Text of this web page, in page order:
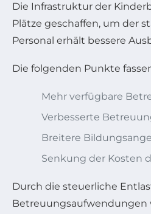
Die Infrastruktur der
Plätze geschaffen, um der
Personal erhält bessere
Die folgenden Punkte
Mehr verfügbare
Verbesserte
Breitere
Senkung der Kosten
Durch die steuerliche
Betreuungsaufwendungen